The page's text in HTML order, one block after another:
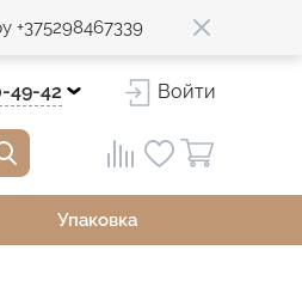
+375298467339
49-42 Войти
Упаковка